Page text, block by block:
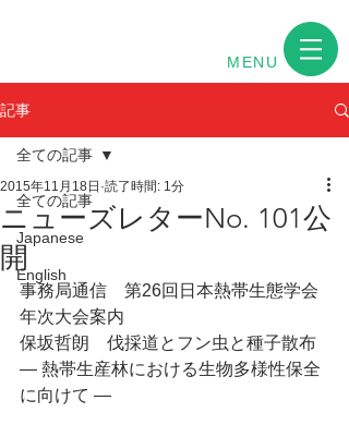
MENU
記事
全ての記事
Japanese
English
全ての記事
ニューズレターNo. 101公
開
2015年11月18日 読了時間: 1分
事務局通信　第26回日本熱帯生態学会
年次大会案内
保坂哲朗　伐採道とフン虫と種子散布
— 熱帯生産林における生物多様性保全
に向けて —